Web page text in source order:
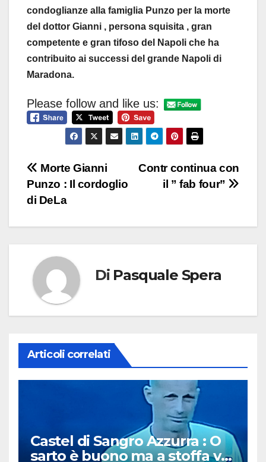
condoglianze alla famiglia Punzo per la morte
del dottor Gianni , persona squisita , gran
competente e gran tifoso del Napoli che ha
contribuito ai successi del grande Napoli di
Maradona.
Please follow and like us:
Navigazione
articoli
Contr continua con
il ” fab four”
Morte Gianni
Punzo : Il cordoglio
di DeLa
Di Pasquale Spera
Articoli correlati
Castel di Sangro Azzurra : O
sarto è buono ma a stoffa va